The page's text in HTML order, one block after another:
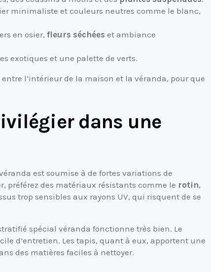
minimaliste et couleurs neutres comme le blanc,
en osier, fleurs séchées et ambiance
exotiques et une palette de verts.
l’intérieur de la maison et la véranda, pour que
dans une
est soumise à de fortes variations de
préférez des matériaux résistants comme le rotin,
trop sensibles aux rayons UV, qui risquent de se
spécial véranda fonctionne très bien. Le
d’entretien. Les tapis, quant à eux, apportent une
des matières faciles à nettoyer.